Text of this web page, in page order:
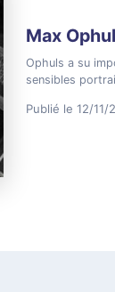
Max
Ophuls a su
sensibles
Publié le 12/11/